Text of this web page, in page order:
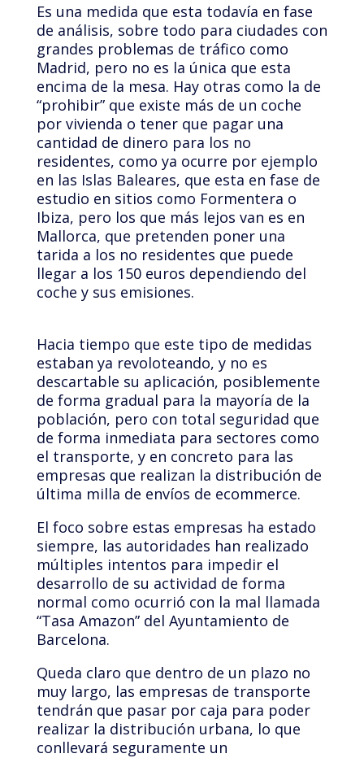
Es una medida que esta todavía en fase
de análisis, sobre todo para ciudades con
grandes problemas de tráfico como
Madrid, pero no es la única que esta
encima de la mesa. Hay otras como la de
“prohibir” que existe más de un coche
por vivienda o tener que pagar una
cantidad de dinero para los no
residentes, como ya ocurre por ejemplo
en las Islas Baleares, que esta en fase de
estudio en sitios como Formentera o
Ibiza, pero los que más lejos van es en
Mallorca, que pretenden poner una
tarida a los no residentes que puede
llegar a los 150 euros dependiendo del
coche y sus emisiones.
Hacia tiempo que este tipo de medidas
estaban ya revoloteando, y no es
descartable su aplicación, posiblemente
de forma gradual para la mayoría de la
población, pero con total seguridad que
de forma inmediata para sectores como
el transporte, y en concreto para las
empresas que realizan la distribución de
última milla de envíos de ecommerce.
El foco sobre estas empresas ha estado
siempre, las autoridades han realizado
múltiples intentos para impedir el
desarrollo de su actividad de forma
normal como ocurrió con la mal llamada
“Tasa Amazon” del Ayuntamiento de
Barcelona.
Queda claro que dentro de un plazo no
muy largo, las empresas de transporte
tendrán que pasar por caja para poder
realizar la distribución urbana, lo que
conllevará seguramente un